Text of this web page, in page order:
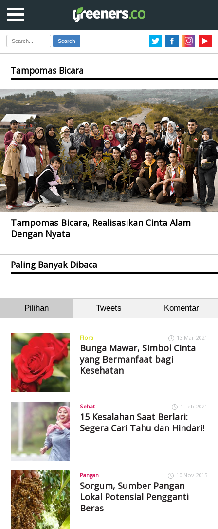
Search
Tampomas Bicara
Tampomas Bicara, Realisasikan Cinta Alam
Dengan Nyata
Paling Banyak Dibaca
Pilihan Tweets Komentar
Flora 13 Mar 2021
Bunga Mawar, Simbol Cinta
yang Bermanfaat bagi
Kesehatan
Sehat 1 Feb 2021
15 Kesalahan Saat Berlari:
Segera Cari Tahu dan Hindari!
Pangan 10 Nov 2015
Sorgum, Sumber Pangan
Lokal Potensial Pengganti
Beras